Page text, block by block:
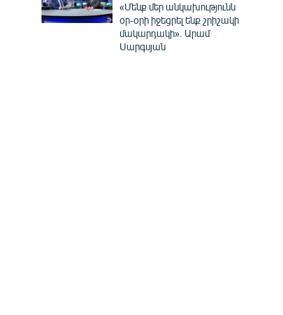
«Մենք մեր անկախությունն
օր-օրի իջեցրել ենք շրիշակի
մակարդակի». Արամ
Սարգսյան